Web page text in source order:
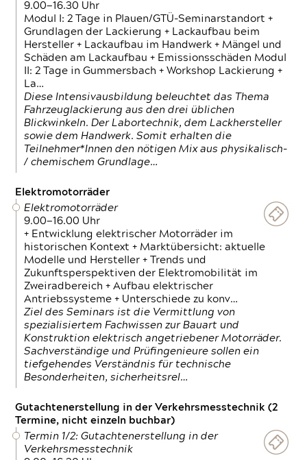
9.00—16.30 Uhr
Modul I: 2 Tage in Plauen/GTÜ-Seminarstandort +
Grundlagen der Lackierung + Lackaufbau beim
Hersteller + Lackaufbau im Handwerk + Mängel und
Schäden am Lackaufbau + Emissionsschäden Modul
II: 2 Tage in Gummersbach + Workshop Lackierung +
La…
Diese Intensivausbildung beleuchtet das Thema
Fahrzeuglackierung aus den drei üblichen
Blickwinkeln. Der Labortechnik, dem Lackhersteller
sowie dem Handwerk. Somit erhalten die
Teilnehmer*Innen den nötigen Mix aus physikalisch-
/ chemischem Grundlage…
Elektromotorräder
Elektromotorräder
9.00—16.00 Uhr
+ Entwicklung elektrischer Motorräder im
historischen Kontext + Marktübersicht: aktuelle
Modelle und Hersteller + Trends und
Zukunftsperspektiven der Elektromobilität im
Zweiradbereich + Aufbau elektrischer
Antriebssysteme + Unterschiede zu konv…
Ziel des Seminars ist die Vermittlung von
spezialisiertem Fachwissen zur Bauart und
Konstruktion elektrisch angetriebener Motorräder.
Sachverständige und Prüfingenieure sollen ein
tiefgehendes Verständnis für technische
Besonderheiten, sicherheitsrel…
Gutachtenerstellung in der Verkehrsmesstechnik (2
Termine, nicht einzeln buchbar)
Termin 1/2: Gutachtenerstellung in der
Verkehrsmesstechnik